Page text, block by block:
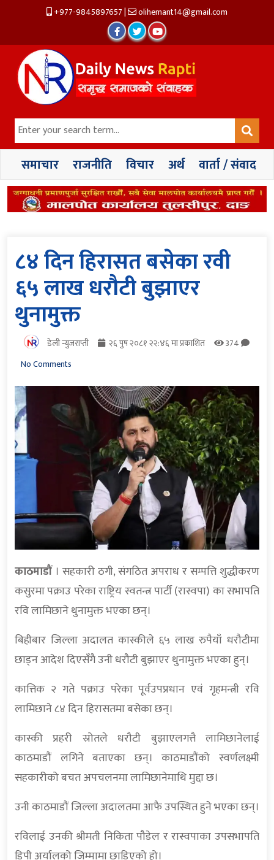
+977-9845897657| olihemant14@gmail.com
समाचार राजनीति विचार अर्थ वार्ता / संवाद
८४ दिन हिरासत बसेका रवी
६५ लाख धरौटी बुझाएर
थुनामुक्त
डेली न्युजराप्ती २६ पुष २०८१ २२:४६ मा प्रकाशित
374
No Comments
काठमाडौं। सहकारी ठगी, संगठित अपराध र सम्पत्ति शुद्धीकरण
कसुरमा पक्राउ परेका राष्ट्रिय स्वतन्त्र पार्टी (रास्वपा) का सभापति
रवि लामिछाने थुनामुक्त भएका छन्।
बिहीबार जिल्ला अदालत कास्कीले ६५ लाख रुपैयाँ धरौटीमा
छाड्न आदेश दिएसँगै उनी धरौटी बुझाएर थुनामुक्त भएका हुन्।
कात्तिक २ गते पक्राउ परेका पूर्वउपप्रधान एवं गृहमन्त्री रवि
लामिछाने ८४ दिन हिरासतमा बसेका छन्।
कास्की प्रहरी स्रोतले धरौटी बुझाएलगत्तै लामिछानेलाई
काठमाडौं लगिने बताएका छन‍्। काठमाडौंको स्वर्णलक्ष्मी
सहकारीको बचत अपचलनमा लामिछानेमाथि मुद्दा छ।
उनी काठमाडौं जिल्ला अदालतमा आफै उपस्थित हुने भएका छन्।
रविलाई उनकी श्रीमती निकिता पौडेल र रास्वपाका उपसभापति
डिपी अर्यालको जिम्मामा छाडिएको हो।